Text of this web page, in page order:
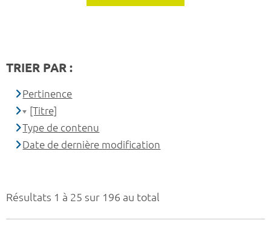
Résultats 1 à 25 sur 196 au total
TRIER PAR :
Pertinence
[Titre]
Type de contenu
Date de dernière modification